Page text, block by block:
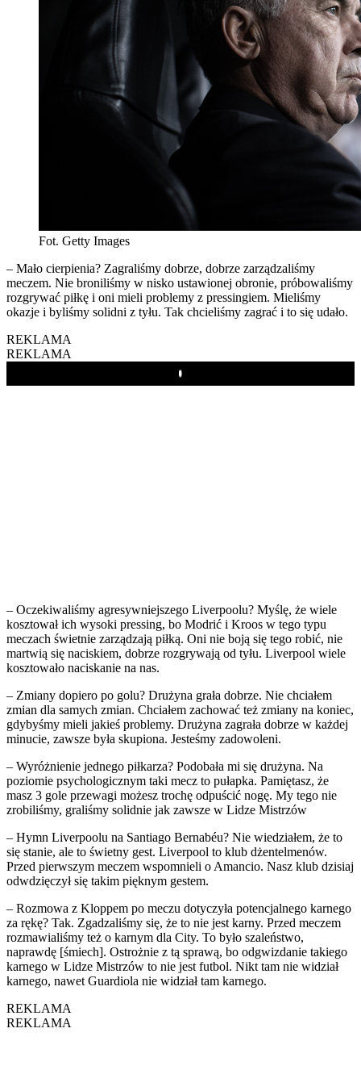
Fot. Getty Images
– Mało cierpienia? Zagraliśmy dobrze, dobrze zarządzaliśmy
meczem. Nie broniliśmy w nisko ustawionej obronie, próbowaliśmy
rozgrywać piłkę i oni mieli problemy z pressingiem. Mieliśmy
okazje i byliśmy solidni z tyłu. Tak chcieliśmy zagrać i to się udało.
REKLAMA
REKLAMA
Play
– Oczekiwaliśmy agresywniejszego Liverpoolu? Myślę, że wiele
kosztował ich wysoki pressing, bo Modrić i Kroos w tego typu
meczach świetnie zarządzają piłką. Oni nie boją się tego robić, nie
martwią się naciskiem, dobrze rozgrywają od tyłu. Liverpool wiele
kosztowało naciskanie na nas.
– Zmiany dopiero po golu? Drużyna grała dobrze. Nie chciałem
zmian dla samych zmian. Chciałem zachować też zmiany na koniec,
gdybyśmy mieli jakieś problemy. Drużyna zagrała dobrze w każdej
minucie, zawsze była skupiona. Jesteśmy zadowoleni.
– Wyróżnienie jednego piłkarza? Podobała mi się drużyna. Na
poziomie psychologicznym taki mecz to pułapka. Pamiętasz, że
masz 3 gole przewagi możesz trochę odpuścić nogę. My tego nie
zrobiliśmy, graliśmy solidnie jak zawsze w Lidze Mistrzów
– Hymn Liverpoolu na Santiago Bernabéu? Nie wiedziałem, że to
się stanie, ale to świetny gest. Liverpool to klub dżentelmenów.
Przed pierwszym meczem wspomnieli o Amancio. Nasz klub dzisiaj
odwdzięczył się takim pięknym gestem.
– Rozmowa z Kloppem po meczu dotyczyła potencjalnego karnego
za rękę? Tak. Zgadzaliśmy się, że to nie jest karny. Przed meczem
rozmawialiśmy też o karnym dla City. To było szaleństwo,
naprawdę [śmiech]. Ostrożnie z tą sprawą, bo odgwizdanie takiego
karnego w Lidze Mistrzów to nie jest futbol. Nikt tam nie widział
karnego, nawet Guardiola nie widział tam karnego.
REKLAMA
REKLAMA